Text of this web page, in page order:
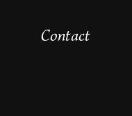
Contact